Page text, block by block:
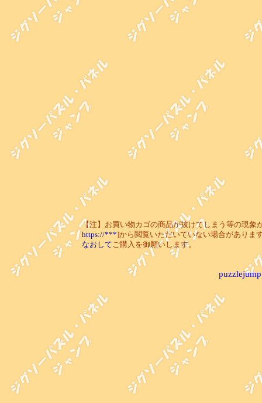
【注】お買い物カゴの商品が抜けてしまう等の現象
https://***]から閲覧いただいていない場合がありま
なおしてご購入を御願いします。